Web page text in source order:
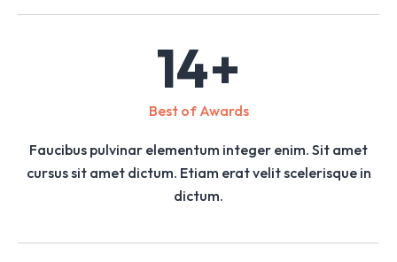
14+
Best of Awards
Faucibus pulvinar elementum integer enim. Sit amet
cursus sit amet dictum. Etiam erat velit scelerisque in
dictum.